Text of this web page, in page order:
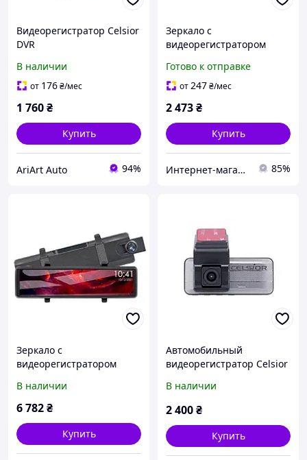
Видеорегистратор Celsior
DVR
В наличии
от 176₴/мес
1 760₴
Купить
AriArt Auto 94%
Зеркало с
видеорегистратором
Готово к отправке
от247₴/мес
2 473₴
Купить
Интернет-магазин "Tik-tak" 85%
Зеркало с
видеорегистратором
В наличии
6 782₴
Купить
Автомобильный
видеорегистратор Celsior
В наличии
2 400₴
Купить